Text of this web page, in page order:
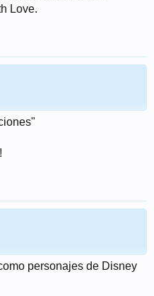
Love.
personajes de Disney